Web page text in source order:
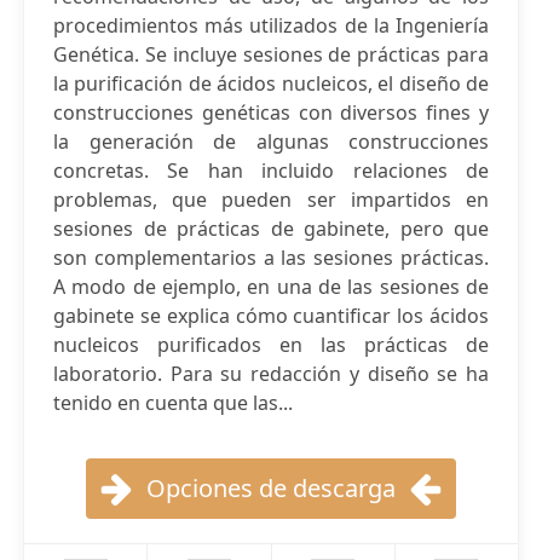
procedimientos más utilizados de la Ingeniería
Genética. Se incluye sesiones de prácticas para
la purificación de ácidos nucleicos, el diseño de
construcciones genéticas con diversos fines y
la generación de algunas construcciones
concretas. Se han incluido relaciones de
problemas, que pueden ser impartidos en
sesiones de prácticas de gabinete, pero que
son complementarios a las sesiones prácticas.
A modo de ejemplo, en una de las sesiones de
gabinete se explica cómo cuantificar los ácidos
nucleicos purificados en las prácticas de
laboratorio. Para su redacción y diseño se ha
tenido en cuenta que las...
Opciones de descarga